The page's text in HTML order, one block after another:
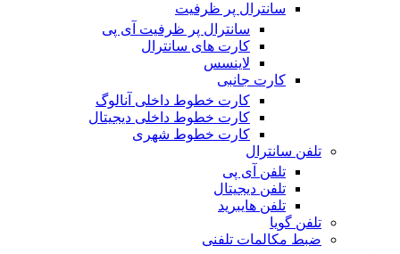
سانترال پر ظرفیت
سانترال پر ظرفیت آی پی
کارت های سانترال
لاینسس
کارت جانبی
کارت خطوط داخلی آنالوگ
کارت خطوط داخلی دیجیتال
کارت خطوط شهری
تلفن سانترال
تلفن آی پی
تلفن دیجیتال
تلفن هایبرید
تلفن گویا
ضبط مکالمات تلفنی